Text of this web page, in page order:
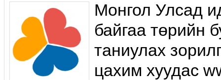
Монгол Улсад
байгаа төрийн
таниулах
цахим хуудас